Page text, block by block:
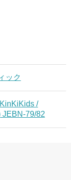
ック
/
JEBN-79/82